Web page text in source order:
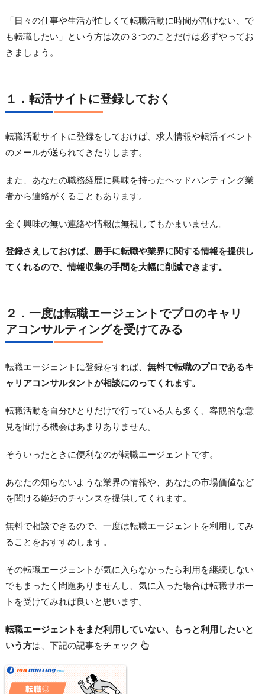
「日々の仕事や生活が忙しくて転職活動に時間が割けない、で
も転職したい」という方は次の３つのことだけは必ずやってお
きましょう。
１．転活サイトに登録しておく
転職活動サイトに登録をしておけば、求人情報や転活イベント
のメールが送られてきたりします。
また、あなたの職務経歴に興味を持ったヘッドハンティング業
者から連絡がくることもあります。
全く興味の無い連絡や情報は無視してもかまいません。
登録さえしておけば、勝手に転職や業界に関する情報を提供し
てくれるので、情報収集の手間を大幅に削減できます。
２．一度は転職エージェントでプロのキャリ
アコンサルティングを受けてみる
転職エージェントに登録をすれば、 無料で転職のプロであるキ
ャリアコンサルタントが相談にのってくれます。
転職活動を自分ひとりだけで行っている人も多く、客観的な意
見を聞ける機会はあまりありません。
そういったときに便利なのが転職エージェントです。
あなたの知らないような業界の情報や、あなたの市場価値など
を聞ける絶好のチャンスを提供してくれます。
無料で相談できるので、一度は転職エージェントを利用してみ
ることをおすすめします。
その転職エージェントが気に入らなかったら利用を継続しない
でもまったく問題ありませんし、気に入った場合は転職サポー
トを受けてみれば良いと思います。
転職エージェントをまだ利用していない、もっと利用したいと
いう方は、下記の記事をチェック